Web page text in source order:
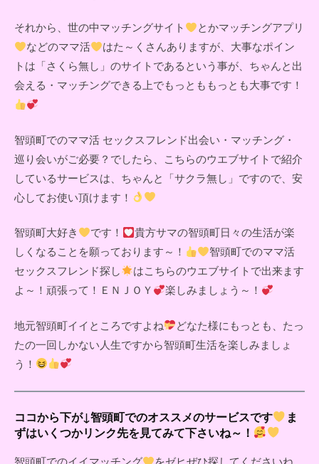
それから、世の中マッチングサイト
とかマッチングアプリ
などのママ活
はた～くさんありますが、大事なポイン
トは「さくら無し」のサイトであるという事が、ちゃんと出
会える・マッチングできる上でもっとももっとも大事です！
智頭町でのママ活 セックスフレンド出会い・マッチング・
巡り会いがご必要？でしたら、こちらのウエブサイトで紹介
しているサービスは、ちゃんと「サクラ無し」ですので、安
心してお使い頂けます！
智頭町大好き です！
貴方サマの智頭町日々の生活が楽
しくなることを願っております～！
智頭町でのママ活
セックスフレンド探し
はこちらのウエブサイトで出来ます
よ～！頑張って！ＥＮＪＯＹ
楽しみましょう～！
地元智頭町イイところですよね
どなた様にもっとも、たっ
たの一回しかない人生ですから智頭町生活を楽しみましょ
う！
ココから下が↓智頭町でのオススメのサービスです
ま
ずはいくつかリンク先を見てみて下さいね～！